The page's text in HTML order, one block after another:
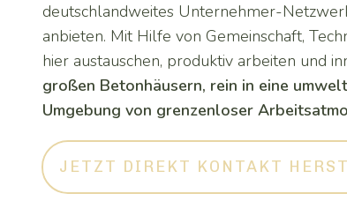
deutschlandweites Unternehmer-
anbieten. Mit Hilfe von Gemeinschaft,
hier austauschen, produktiv arbeiten und
großen Betonhäusern, rein in eine
Umgebung von grenzenloser
JETZT DIREKT KONTAKT